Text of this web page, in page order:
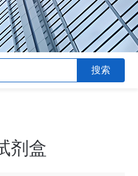
剂盒